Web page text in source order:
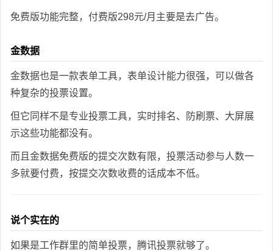
免费版功能完整，付费版298元/月主要是去广告。
金数据
金数据也是一款表单工具，表单设计能力很强，可以做各
种复杂的投票设置。
但它同样不是专业投票工具，实时排名、防刷票、大屏展
示这些功能都没有。
而且金数据免费版的提交次数有限，投票活动参与人数一
多就要付费，按提交次数收费的话成本不低。
说个实在的
如果是工作群里的简单投票，腾讯投票就够了。